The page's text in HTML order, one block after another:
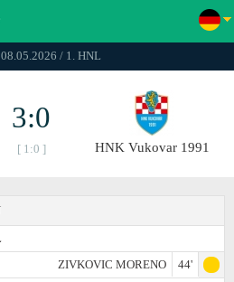
/ 1. HNL
3:0
[ 1:0 ] HNK Vukovar 1991
ZIVKOVIC MORENO
44'